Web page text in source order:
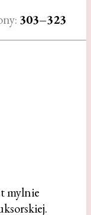
303–323
mylnie